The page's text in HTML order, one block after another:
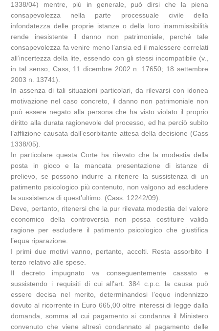
1338/04) mentre, più in generale, può dirsi che la piena
consapevolezza nella parte processuale civile della
infondatezza delle proprie istanze o della loro inammissibilità
rende inesistente il danno non patrimoniale, perché tale
consapevolezza fa venire meno l’ansia ed il malessere correlati
all’incertezza della lite, essendo con gli stessi incompatibile (v.,
in tal senso, Cass, 11 dicembre 2002 n. 17650; 18 settembre
2003 n. 13741).
In assenza di tali situazioni particolari, da rilevarsi con idonea
motivazione nel caso concreto, il danno non patrimoniale non
può essere negato alla persona che ha visto violato il proprio
diritto alla durata ragionevole del processo, ed ha perciò subito
l’afflizione causata dall’esorbitante attesa della decisione (Cass
1338/05).
In particolare questa Corte ha rilevato che la modestia della
posta in gioco e la mancata presentazione di istanze di
prelievo, se possono indurre a ritenere la sussistenza di un
patimento psicologico più contenuto, non valgono ad escludere
la sussistenza di quest’ultimo. (Cass. 12242/09).
Deve, pertanto, ritenersi che la pur rilevata modestia del valore
economico della controversia non possa costituire valida
ragione per escludere il patimento psicologico che giustifica
l’equa riparazione.
I primi due motivi vanno, pertanto, accolti. Resta assorbito il
terzo relativo alle spese.
Il decreto impugnato va conseguentemente cassato e
sussistendo i requisiti di cui all’art. 384 c.p.c. la causa può
essere decisa nel merito, determinandosi l’equo indennizzo
dovuto al ricorrente in Euro 665,00 oltre interessi di legge dalla
domanda, somma al cui pagamento si condanna il Ministero
convenuto che viene altresì condannato al pagamento delle